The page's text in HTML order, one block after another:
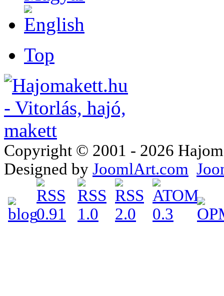
Top
Copyright © 2001 - 2026
Designed by JoomlArt.com